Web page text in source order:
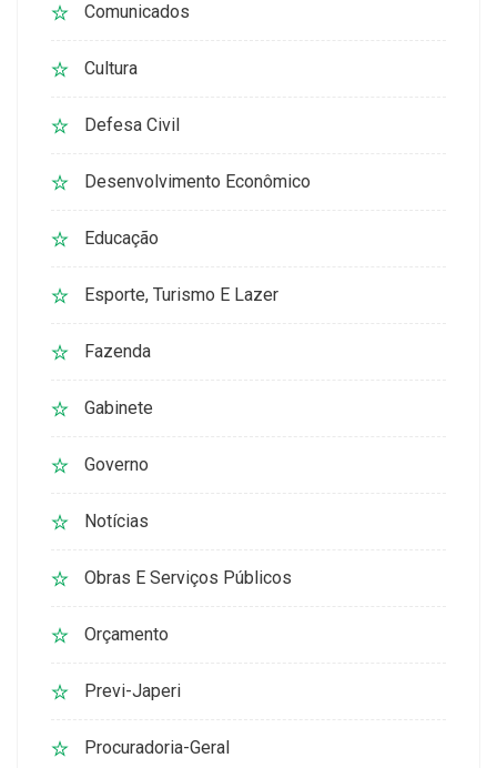
Comunicados
Cultura
Defesa Civil
Desenvolvimento Econômico
Educação
Esporte, Turismo E Lazer
Fazenda
Gabinete
Governo
Notícias
Obras E Serviços Públicos
Orçamento
Previ-Japeri
Procuradoria-Geral